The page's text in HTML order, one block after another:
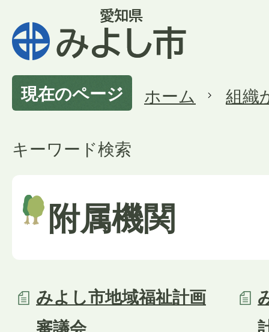
現在のページ ホーム 組織
キーワード検索
附属機関
みよし市地域福祉計画
審議会